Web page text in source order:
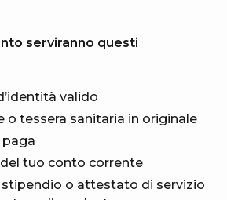
serviranno questi
valido
o tessera sanitaria in originale
tuo conto corrente
o attestato di servizio